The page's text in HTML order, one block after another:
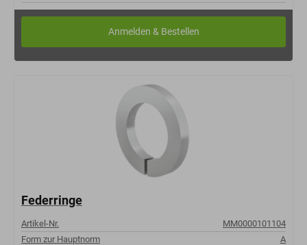
Federringe
Artikel-Nr.
MM0000101104
Form zur Hauptnorm
A